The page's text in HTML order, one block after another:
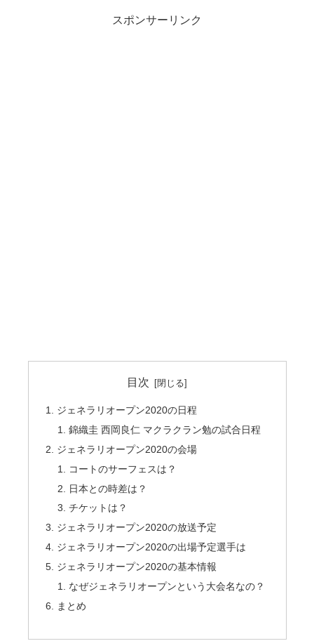
スポンサーリンク
目次
ジェネラリオープン2020の日程
錦織圭 西岡良仁 マクラクラン勉の試合日程
ジェネラリオープン2020の会場
コートのサーフェスは？
日本との時差は？
チケットは？
ジェネラリオープン2020の放送予定
ジェネラリオープン2020の出場予定選手は
ジェネラリオープン2020の基本情報
なぜジェネラリオープンという大会名なの？
まとめ